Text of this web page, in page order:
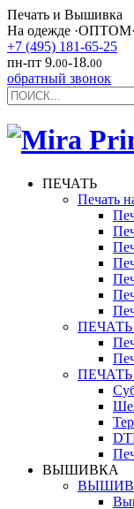
Печать и Вышивка
На одежде ·ОПТОМ
+7 (495) 181-65-25
пн-пт 9.00-18.00
обратный звонок
ПЕЧАТЬ
Печать
ВЫШИВКА